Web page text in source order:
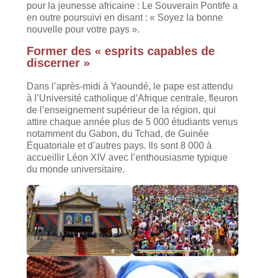
pour la jeunesse africaine : Le Souverain Pontife a
en outre poursuivi en disant : « Soyez la bonne
nouvelle pour votre pays ».
Former des « esprits capables de
discerner »
Dans l’après-midi à Yaoundé, le pape est attendu
à l’Université catholique d’Afrique centrale, fleuron
de l’enseignement supérieur de la région, qui
attire chaque année plus de 5 000 étudiants venus
notamment du Gabon, du Tchad, de Guinée
Équatoriale et d’autres pays. Ils sont 8 000 à
accueillir Léon XIV avec l’enthousiasme typique
du monde universitaire.